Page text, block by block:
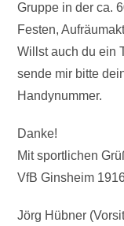
Gruppe in der ca.
Festen,
Willst auch du ein
sende mir bitte
Handynummer.
Danke!
Mit sportlichen
VfB Ginsheim
Jörg Hübner